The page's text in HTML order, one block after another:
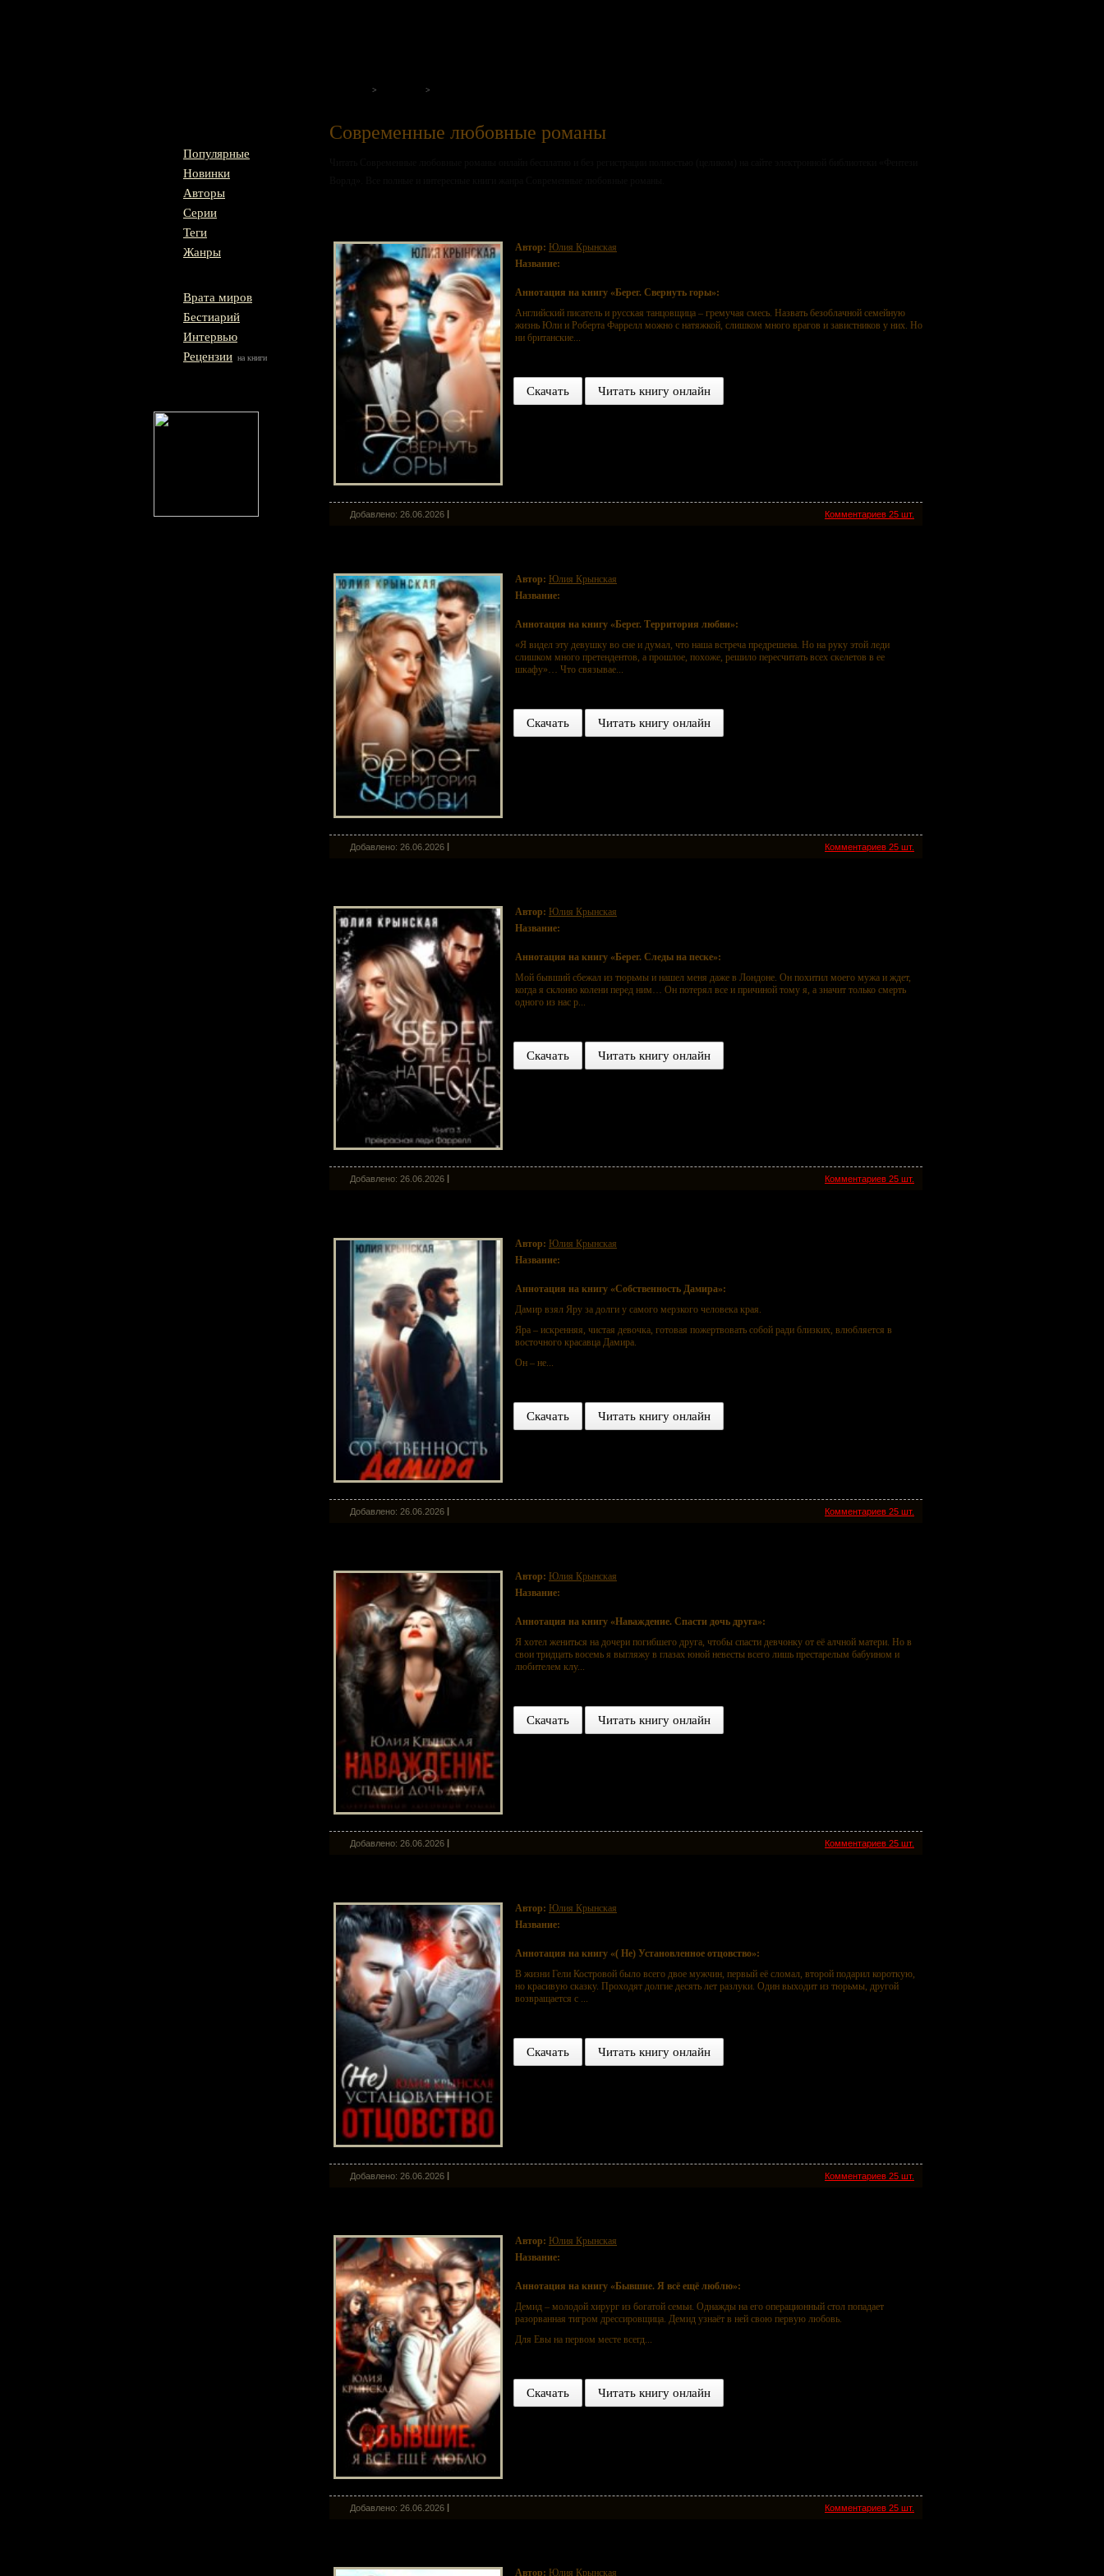
Популярные
Новинки
Авторы
Серии
Теги
Жанры
Врата миров
Бестиарий
Интервью
Рецензии на книги
Современные любовные романы
Автор: Юлия Крынская
Название:
Аннотация на книгу «Берег. Свернуть горы»:
Английский писатель и русская танцовщица – гремучая смесь. Назвать безоблачной семейную
жизнь Юли и Роберта Фаррелл можно с натяжкой, слишком много врагов и завистников у них. Но
ни британские...
Скачать Читать книгу онлайн
Комментариев 25 шт.
Добавлено: 26.06.2026
Автор: Юлия Крынская
Название:
Аннотация на книгу «Берег. Территория любви»:
«Я видел эту девушку во сне и думал, что наша встреча предрешена. Но на руку этой леди
слишком много претендентов, а прошлое, похоже, решило пересчитать всех скелетов в ее
шкафу»… Что связывае...
Скачать Читать книгу онлайн
Комментариев 25 шт.
Добавлено: 26.06.2026
Автор: Юлия Крынская
Название:
Аннотация на книгу «Берег. Следы на песке»:
Мой бывший сбежал из тюрьмы и нашел меня даже в Лондоне. Он похитил моего мужа и ждет,
когда я склоню колени перед ним… Он потерял все и причиной тому я, а значит только смерть
одного из нас р...
Скачать Читать книгу онлайн
Комментариев 25 шт.
Добавлено: 26.06.2026
Автор: Юлия Крынская
Название:
Аннотация на книгу «Собственность Дамира»:
Дамир взял Яру за долги у самого мерзкого человека края.
Яра – искренняя, чистая девочка, готовая пожертвовать собой ради близких, влюбляется в
восточного красавца Дамира.
Он – не...
Скачать Читать книгу онлайн
Комментариев 25 шт.
Добавлено: 26.06.2026
Автор: Юлия Крынская
Название:
Аннотация на книгу «Наваждение. Спасти дочь друга»:
Я хотел жениться на дочери погибшего друга, чтобы спасти девчонку от её алчной матери. Но в
свои тридцать восемь я выгляжу в глазах юной невесты всего лишь престарелым бабуином и
любителем клу...
Скачать Читать книгу онлайн
Комментариев 25 шт.
Добавлено: 26.06.2026
Автор: Юлия Крынская
Название:
Аннотация на книгу «( Не) Установленное отцовство»:
В жизни Гели Костровой было всего двое мужчин, первый её сломал, второй подарил короткую,
но красивую сказку. Проходят долгие десять лет разлуки. Один выходит из тюрьмы, другой
возвращается с ...
Скачать Читать книгу онлайн
Комментариев 25 шт.
Добавлено: 26.06.2026
Автор: Юлия Крынская
Название:
Аннотация на книгу «Бывшие. Я всё ещё люблю»:
Демид – молодой хирург из богатой семьи. Однажды на его операционный стол попадает
разорванная тигром дрессировщица. Демид узнаёт в ней свою первую любовь.
Для Евы на первом месте всегд...
Скачать Читать книгу онлайн
Комментариев 25 шт.
Добавлено: 26.06.2026
Автор: Юлия Крынская